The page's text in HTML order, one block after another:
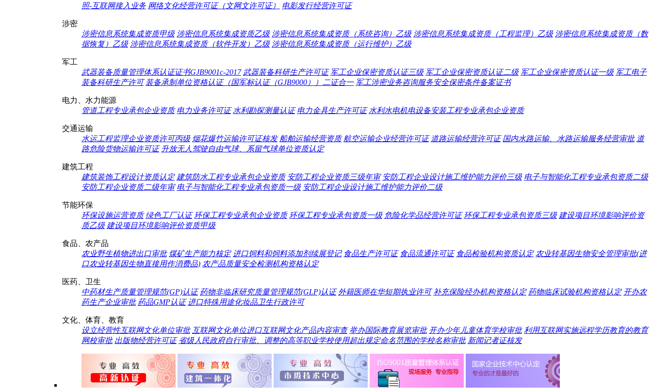
照-互联网接入业务 网络文化经营许可证（文网文许可证） 电影发行经营许可证
涉密
涉密信息系统集成资质甲级 涉密信息系统集成资质乙级 涉密信息系统集成资质（系统咨询）乙级 涉密信息系统集成资质（工程监理）乙级 涉密信息系统集成资质（数
据恢复）乙级 涉密信息系统集成资质（软件开发）乙级 涉密信息系统集成资质（运行维护）乙级
军工
武器装备质量管理体系认证证书GJB9001c-2017 武器装备科研生产许可证 军工企业保密资质认证三级 军工企业保密资质认证二级 军工企业保密资质认证一级 军工电子
装备科研生产许可 装备承制单位资格认证（国军标认证（GJB9000））二证合一 军工涉密业务咨询服务安全保密条件备案证书
电力、水力能源
管道工程专业承包企业资质 电力业务许可证 水利勘探测量认证 电力金具生产许可证 水利水电机电设备安装工程专业承包企业资质
交通运输
水运工程监理企业资质许可丙级 烟花爆竹运输许可证核发 船舶运输经营资质 航空运输企业经营许可证 道路运输经营许可证 国内水路运输、水路运输服务经营审批 道
路危险货物运输许可证 升放无人驾驶自由气球、系留气球单位资质认定
建筑工程
建筑装饰工程设计资质认定 建筑防水工程专业承包企业资质 安防工程企业资质三级年审 安防工程企业设计施工维护能力评价三级 电子与智能化工程专业承包资质二级
安防工程企业资质二级年审 电子与智能化工程专业承包资质一级 安防工程企业设计施工维护能力评价二级
节能环保
环保设施运营资质 绿色工厂认证 环保工程专业承包企业资质 环保工程专业承包资质一级 危险化学品经营许可证 环保工程专业承包资质三级 建设项目环境影响评价资
质乙级 建设项目环境影响评价资质甲级
食品、农产品
农业野生植物进出口审批 煤矿生产能力核定 进口饲料和饲料添加剂续展登记 食品生产许可证 食品流通许可证 食品检验机构资质认定 农业转基因生物安全管理审批(进
口农业转基因生物直接用作消费品) 农产品质量安全检测机构资格认定
医药、卫生
中药材生产质量管理规范(GP)认证 药物非临床研究质量管理规范(GLP)认证 外籍医师在华短期执业许可 补充保险经办机构资格认定 药物临床试验机构资格认定 开办农
药生产企业审批 药品GMP认证 进口特殊用途化妆品卫生行政许可
文化、体育、教育
设立经营性互联网文化单位审批 互联网文化单位进口互联网文化产品内容审查 举办国际教育展览审批 开办少年儿童体育学校审批 利用互联网实施远程学历教育的教育
网校审批 出版物经营许可证 省级人民政府自行审批、调整的高等职业学校使用超出规定命名范围的学校名称审批 新闻记者证核发